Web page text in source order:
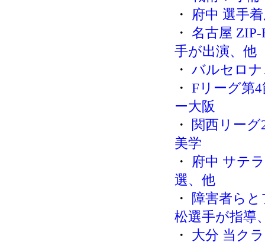
・ 府中 選手
・ 名古屋
手が出演、他
・ バルセロ
・ Fリーグ第
ー大阪
・ 関西リー
美学
・ 府中 サテ
選、他
・ 障害者ら
松選手が指導
・ 大分 当ク